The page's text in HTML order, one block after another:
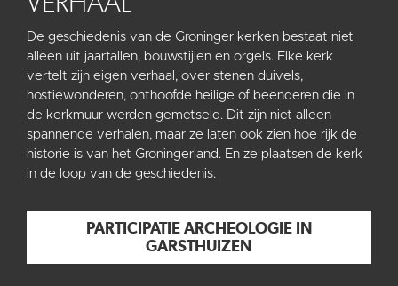
De geschiedenis van de Groninger kerken bestaat niet
alleen uit jaartallen, bouwstijlen en orgels. Elke kerk
vertelt zijn eigen verhaal, over stenen duivels,
hostiewonderen, onthoofde heilige of beenderen die in
de kerkmuur werden gemetseld. Dit zijn niet alleen
spannende verhalen, maar ze laten ook zien hoe rijk de
historie is van het Groningerland. En ze plaatsen de kerk
in de loop van de geschiedenis.
PARTICIPATIE ARCHEOLOGIE IN
GARSTHUIZEN